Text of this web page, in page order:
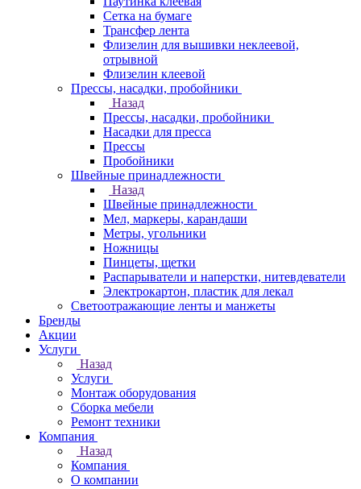
Сетка на бумаге
Трансфер лента
Флизелин для вышивки неклеевой,
отрывной
Флизелин клеевой
Прессы, насадки, пробойники
Назад
Прессы, насадки, пробойники
Насадки для пресса
Прессы
Пробойники
Швейные принадлежности
Назад
Швейные принадлежности
Мел, маркеры, карандаши
Метры, угольники
Ножницы
Пинцеты, щетки
Распарыватели и наперстки, нитевдеватели
Электрокартон, пластик для лекал
Светоотражающие ленты и манжеты
Бренды
Акции
Услуги
Назад
Услуги
Монтаж оборудования
Сборка мебели
Ремонт техники
Компания
Назад
Компания
О компании